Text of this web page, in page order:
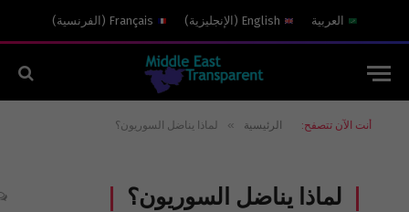
العربية English
( الإنجليزية)
Français
( الفرنسية)
أنت الآن تتصفح: الرئيسية » لماذا يناضل السوريون؟
لماذا يناضل السوريون؟